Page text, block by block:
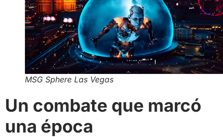
MSG Sphere Las Vegas
Un combate que marcó
una época